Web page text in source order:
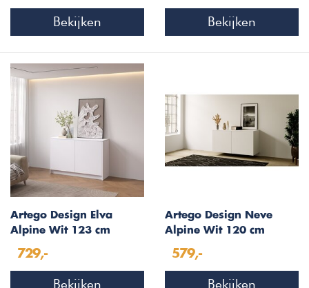
Bekijken Bekijken
Artego Design Elva
Alpine Wit 123 cm
729,-
Bekijken
Artego Design Neve
Alpine Wit 120 cm
579,-
Bekijken